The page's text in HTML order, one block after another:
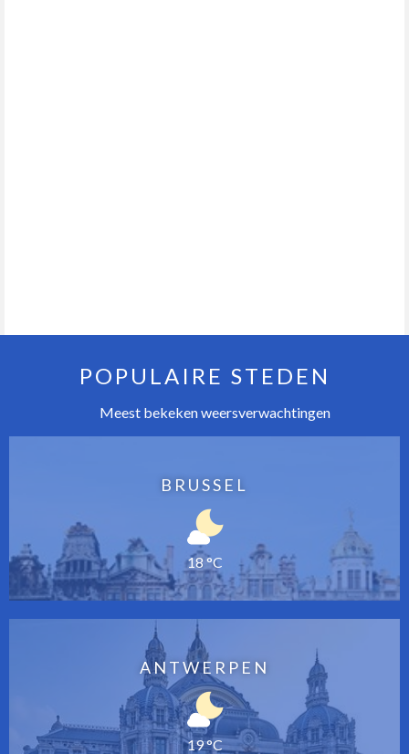
POPULAIRE STEDEN
Meest bekeken weersverwachtingen
BRUSSEL
18 °C
ANTWERPEN
19 °C